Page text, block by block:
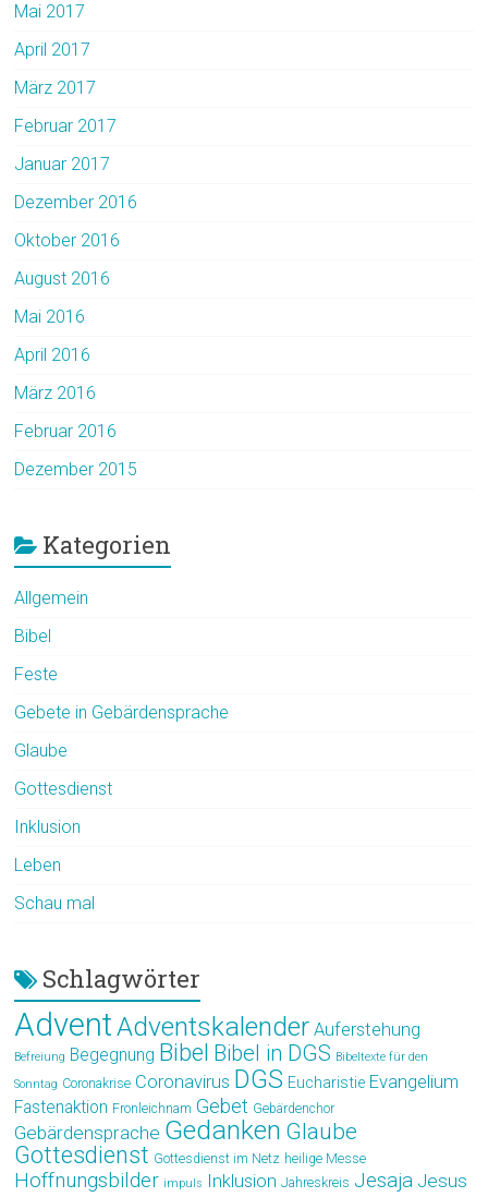
Mai 2017
April 2017
März 2017
Februar 2017
Januar 2017
Dezember 2016
Oktober 2016
August 2016
Mai 2016
April 2016
März 2016
Februar 2016
Dezember 2015
Kategorien
Allgemein
Bibel
Feste
Gebete in Gebärdensprache
Glaube
Gottesdienst
Inklusion
Leben
Schau mal
Schlagwörter
AdventAdventskalender Auferstehung
Befreiung Begegnung Bibel Bibel in DGS Bibeltexte für den
Sonntag Coronakrise Coronavirus DGS Eucharistie Evangelium
Fastenaktion Fronleichnam Gebet Gebärdenchor
Gebärdensprache Gedanken Glaube
Gottesdienst Gottesdienst im Netz heilige Messe
Hoffnungsbilder impuls Inklusion Jahreskreis Jesaja Jesus